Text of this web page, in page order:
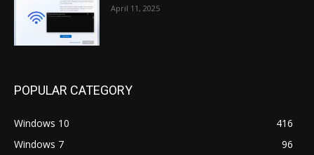
April 11, 2025
POPULAR CATEGORY
Windows 10
416
Windows 7
96